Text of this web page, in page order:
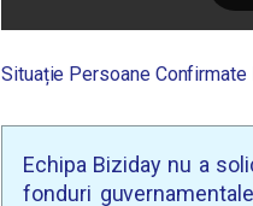
Situație Persoane Confirmate
Echipa Biziday nu a
fonduri